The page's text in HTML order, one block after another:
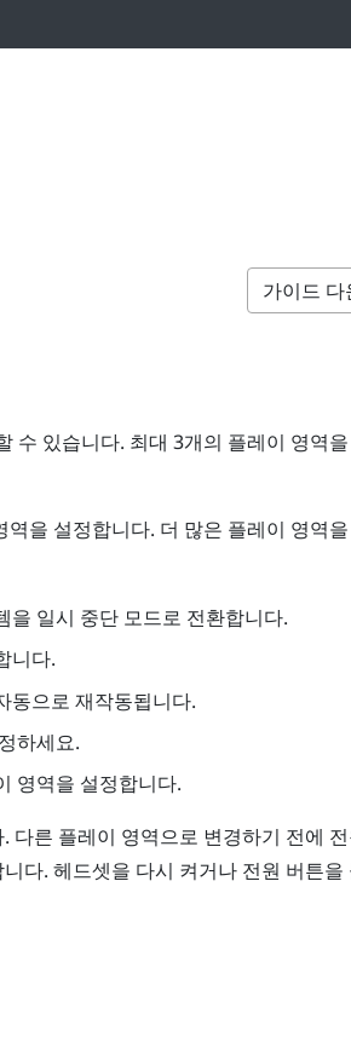
가이드 다
수 있습니다. 최대 3개의 플레이 영역
을 설정합니다. 더 많은 플레이 영역
을 일시 중단 모드로 전환합니다.
니다.
동으로 재작동됩니다.
하세요.
영역을 설정합니다.
다른 플레이 영역으로 변경하기 전에
다. 헤드셋을 다시 켜거나 전원 버튼을